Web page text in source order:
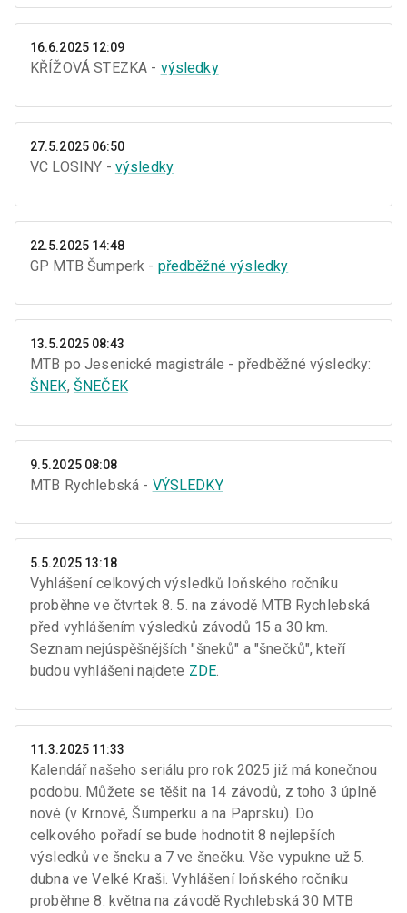
16.6.2025 12:09
KŘÍŽOVÁ STEZKA - výsledky
27.5.2025 06:50
VC LOSINY - výsledky
22.5.2025 14:48
GP MTB Šumperk - předběžné výsledky
13.5.2025 08:43
MTB po Jesenické magistrále - předběžné výsledky:
ŠNEK, ŠNEČEK
9.5.2025 08:08
MTB Rychlebská - VÝSLEDKY
5.5.2025 13:18
Vyhlášení celkových výsledků loňského ročníku
proběhne ve čtvrtek 8. 5. na závodě MTB Rychlebská
před vyhlášením výsledků závodů 15 a 30 km.
Seznam nejúspěšnějších "šneků" a "šnečků", kteří
budou vyhlášeni najdete ZDE.
11.3.2025 11:33
Kalendář našeho seriálu pro rok 2025 již má konečnou
podobu. Můžete se těšit na 14 závodů, z toho 3 úplně
nové (v Krnově, Šumperku a na Paprsku). Do
celkového pořadí se bude hodnotit 8 nejlepších
výsledků ve šneku a 7 ve šnečku. Vše vypukne už 5.
dubna ve Velké Kraši. Vyhlášení loňského ročníku
proběhne 8. května na závodě Rychlebská 30 MTB